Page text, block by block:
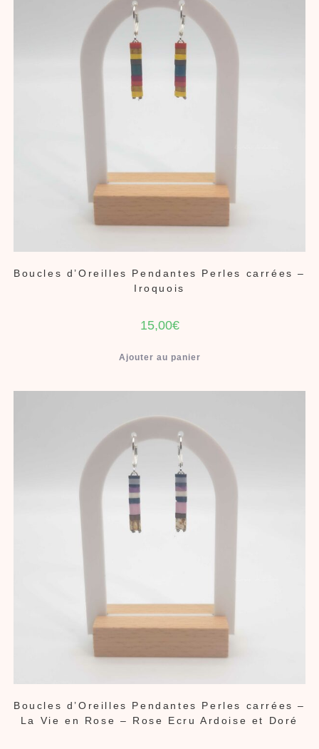
Boucles d’Oreilles Pendantes Perles carrées –
Iroquois
15,00€
Ajouter au panier
Boucles d’Oreilles Pendantes Perles carrées –
La Vie en Rose – Rose Ecru Ardoise et Doré